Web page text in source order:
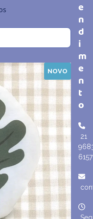
Classificado
por
mais
recente
NOVO
e
n
d
i
m
e
n
t
o
21
6157
Seg